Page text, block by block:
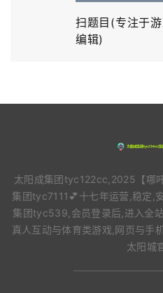
扫题目(专注于
编辑)
太阳成集团tyc122cc,2025【哪
集团tyc7111💕十七年运营,稳定,
集团tyc539,会员登录后,进入全
真人互动与体育类游戏,网页与手
太阳城